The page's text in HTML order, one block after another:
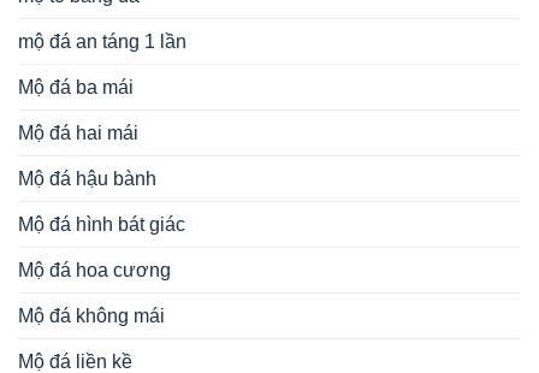
mộ đá an táng 1 lần
Mộ đá ba mái
Mộ đá hai mái
Mộ đá hậu bành
Mộ đá hình bát giác
Mộ đá hoa cương
Mộ đá không mái
Mộ đá liền kề